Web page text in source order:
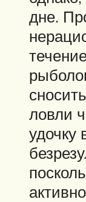
дне.
ловли
удочку